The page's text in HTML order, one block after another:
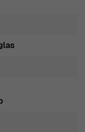
Lebensstil von
von 11mm bietet
das Zifferblatt vor
Druckknopf
von 18mm
des Gehäuses
der Uhr